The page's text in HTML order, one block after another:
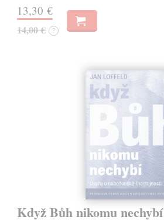
13,30 €
14,00 € ?
Když Bůh nikomu nechybí